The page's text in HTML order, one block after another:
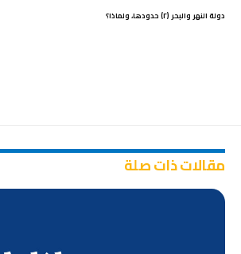
دولة النهر والبحر (٢) حدودها، ولماذا؟
مقالات ذات صلة